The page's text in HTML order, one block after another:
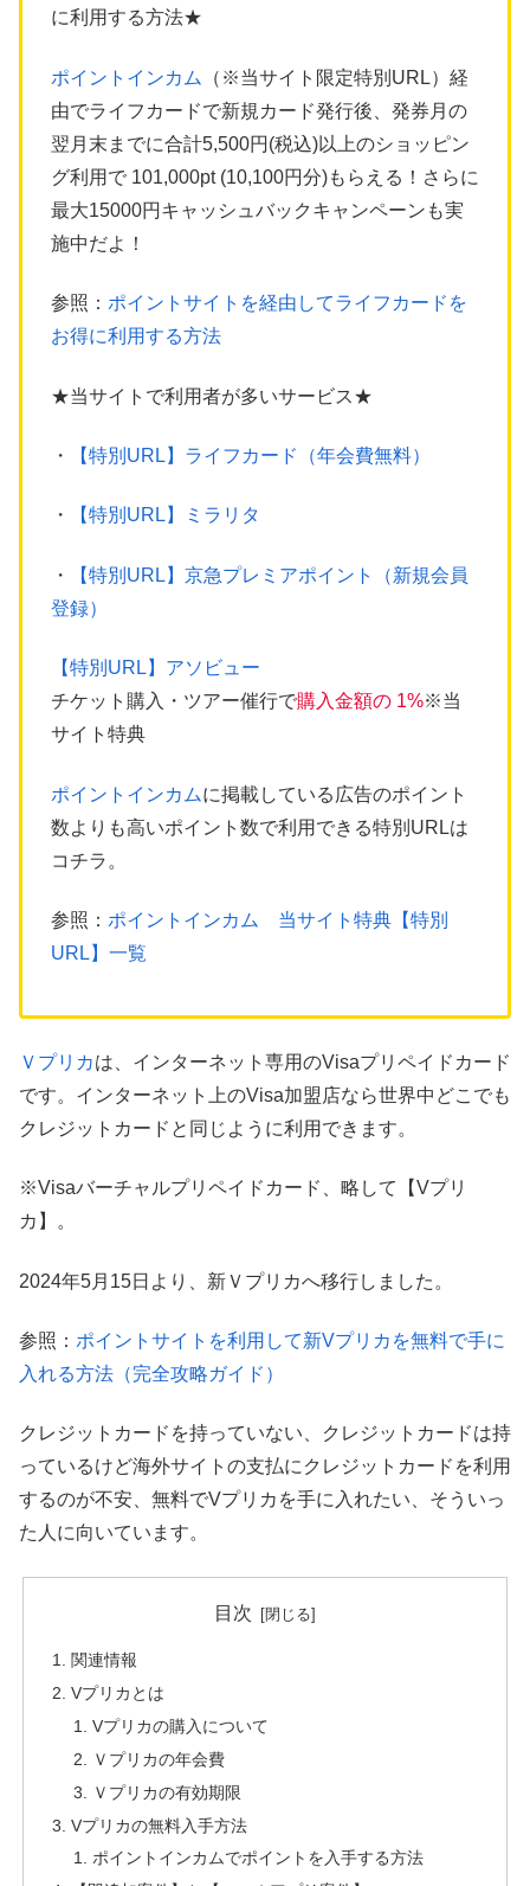
に利用する方法★
ポイントインカム
（※当サイト限定特別URL）経
由でライフカードで新規カード発行後、発券月の
翌月末までに合計5,500円(税込)以上のショッピン
グ利用で 101,000pt (10,100円分)もらえる！さらに
最大15000円キャッシュバックキャンペーンも実
施中だよ！
参照： ポイントサイトを経由してライフカードを
お得に利用する方法
★当サイトで利用者が多いサービス★
・ 【特別URL】ライフカード（年会費無料）
・ 【特別URL】ミラリタ
・
【特別URL】京急プレミアポイント（新規会員
登録）
【特別URL】アソビュー
チケット購入・ツアー催行で購入金額の 1%※当
サイト特典
ポイントインカムに掲載している広告のポイント
数よりも高いポイント数で利用できる特別URLは
コチラ。
参照： ポイントインカム 当サイト特典【特別
URL】一覧
Ｖプリカは、インターネット専用のVisaプリペイドカード
です。インターネット上のVisa加盟店なら世界中どこでも
クレジットカードと同じように利用できます。
※Visaバーチャルプリペイドカード、略して【Vプリ
カ】。
2024年5月15日より、新Ｖプリカへ移行しました。
参照： ポイントサイトを利用して新Vプリカを無料で手に
入れる方法（完全攻略ガイド）
クレジットカードを持っていない、クレジットカードは持
っているけど海外サイトの支払にクレジットカードを利用
するのが不安、無料でVプリカを手に入れたい、そういっ
た人に向いています。
目次
関連情報
Vプリカとは
Vプリカの購入について
Ｖプリカの年会費
Ｖプリカの有効期限
Vプリカの無料入手方法
ポイントインカムでポイントを入手する方法